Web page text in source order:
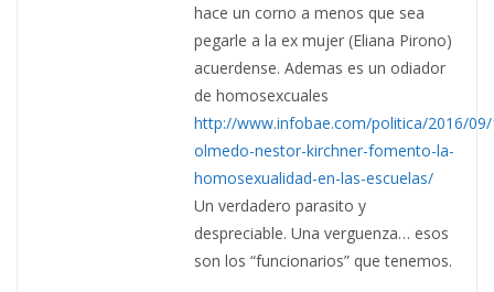
hace un corno a menos que sea
pegarle a la ex mujer (Eliana Pirono)
acuerdense. Ademas es un odiador
de homosexcuales
http://www.infobae.com/politica/2016/
olmedo-nestor-kirchner-fomento-la-
homosexualidad-en-las-escuelas/
Un verdadero parasito y
despreciable. Una verguenza… esos
son los “funcionarios” que tenemos.